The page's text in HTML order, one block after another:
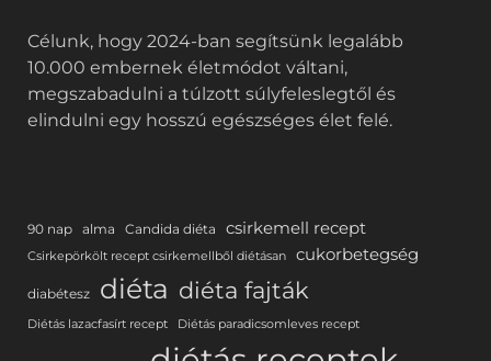
Célunk, hogy 2024-ban segítsünk legalább
10.000 embernek életmódot váltani,
megszabadulni a túlzott súlyfeleslegtől és
elindulni egy hosszú egészséges élet felé.
90 nap alma Candida diéta csirkemell recept
Csirkepörkölt recept csirkemellből diétásan cukorbetegség
diabétesz diéta diéta fajták
Diétás lazacfasírt recept Diétás paradicsomleves recept